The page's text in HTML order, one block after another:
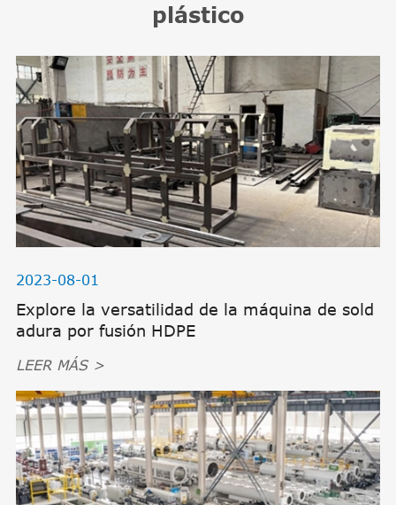
plástico
2023-08-01
Explore la versatilidad de la máquina de sold
adura por fusión HDPE
LEER MÁS >